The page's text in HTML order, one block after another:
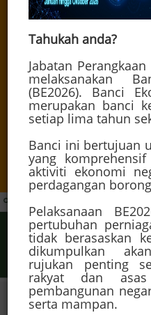
TEAM - Together
Tentang Kami
Soalan Lazim
Aduan & Maklum
Hubungi Kami
Tahukah anda?
Jabatan
melaksanakan
(BE2026). Banci
merupakan banci
setiap lima tahun
Banci ini bertujuan
yang
aktiviti ekonomi
perdagangan
Pelaksanaan
pertubuhan
tidak berasaskan
dikumpulkan
rujukan penting
rakyat dan
pembangunan
serta mampan.